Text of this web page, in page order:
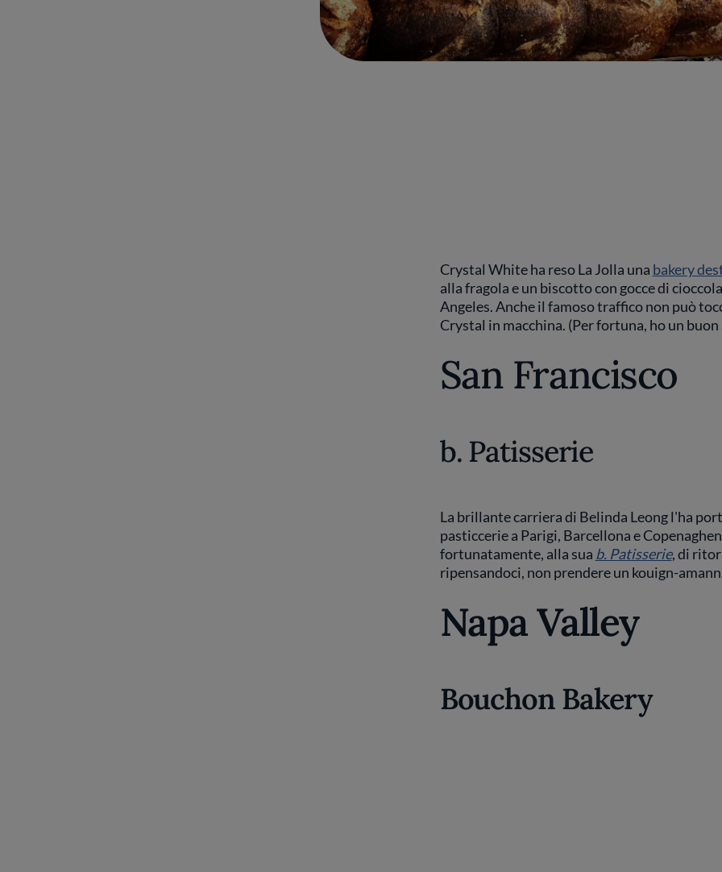
Crystal White ha reso La Jolla una bakery
alla fragola e un biscotto con gocce di
Angeles. Anche il famoso traffico non può
Crystal in macchina. (Per fortuna, ho un
San Francisco
b. Patisserie
La brillante carriera di Belinda Leong l'ha
pasticcerie a Parigi, Barcellona e
fortunatamente, alla sua b. Patisserie, di
ripensandoci, non prendere un kouign-
Napa Valley
Bouchon Bakery